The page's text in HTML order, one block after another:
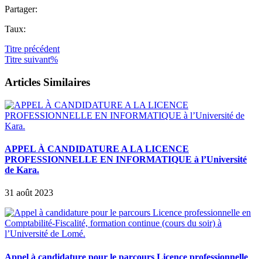
Partager:
Taux:
Titre précédent
Titre suivant%
Articles Similaires
APPEL À CANDIDATURE A LA LICENCE
PROFESSIONNELLE EN INFORMATIQUE à l’Université
de Kara.
31 août 2023
Appel à candidature pour le parcours Licence professionnelle